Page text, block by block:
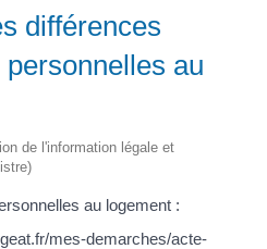
différences
au
de l'information légale et
au logement :
mes-demarches/acte-